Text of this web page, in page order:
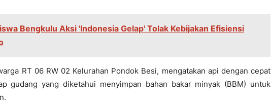
Bengkulu Aksi 'Indonesia Gelap' Tolak Kebijakan Efisiensi
RT 06 RW 02 Kelurahan Pondok Besi, mengatakan api dengan cepat
gudang yang diketahui menyimpan bahan bakar minyak (BBM) untuk